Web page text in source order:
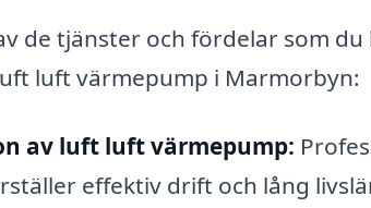
de tjänster och fördelar som
luft värmepump i Marmorbyn:
av luft luft värmepump:
effektiv drift och lång